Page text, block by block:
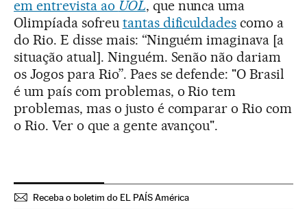
em entrevista ao UOL, que nunca uma
Olimpíada sofreu tantas dificuldades como a
do Rio. E disse mais: “Ninguém imaginava [a
situação atual]. Ninguém. Senão não dariam
os Jogos para Rio”. Paes se defende: "O Brasil
é um país com problemas, o Rio tem
problemas, mas o justo é comparar o Rio com
o Rio. Ver o que a gente avançou".
Receba o boletim do EL PAÍS América